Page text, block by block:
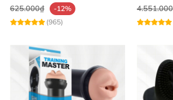
625.000₫
-12%
(965)